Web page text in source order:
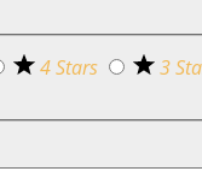
4 Stars 3